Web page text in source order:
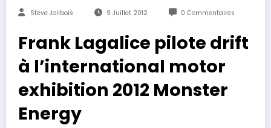
Steve Jolibois 9 Juillet 2012 0 Commentaires
Frank Lagalice pilote drift
à l’international motor
exhibition 2012 Monster
Energy